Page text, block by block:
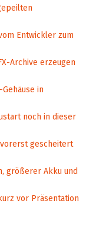
Entwickler zum
Archive erzeugen
Gehäuse in
noch in dieser
gescheitert
größerer Akku und
vor Präsentation